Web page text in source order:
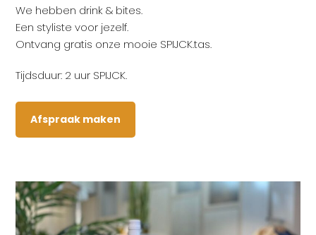
We hebben drink & bites.
Een styliste voor jezelf.
Ontvang gratis onze mooie SPIJCK.tas.
Tijdsduur: 2 uur SPIJCK.
Afspraak maken